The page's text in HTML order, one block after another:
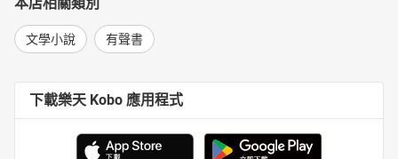
文學小說 有聲書
下載樂天 Kobo 應用程式